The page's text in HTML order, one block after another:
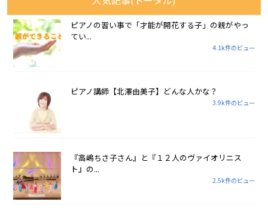
ピアノの習い事で「才能が開花する子」の親がやっ
てい...
4.1k件のビュー
ピアノ講師【北澤由美子】どんな人かな？
3.9k件のビュー
『高嶋ちさ子さん』と『１２人のヴァイオリニス
ト』の...
2.5k件のビュー